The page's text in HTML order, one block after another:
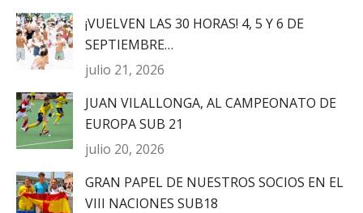
¡VUELVEN LAS 30 HORAS! 4, 5 Y 6 DE
SEPTIEMBRE…
julio 21, 2026
JUAN VILALLONGA, AL CAMPEONATO DE
EUROPA SUB 21
julio 20, 2026
GRAN PAPEL DE NUESTROS SOCIOS EN EL
VIII NACIONES SUB18